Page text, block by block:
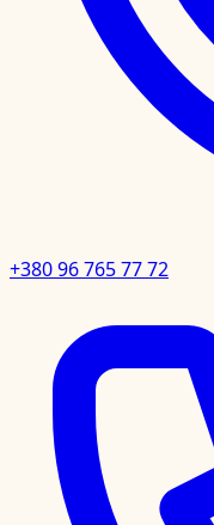
+380 96 765 77 72